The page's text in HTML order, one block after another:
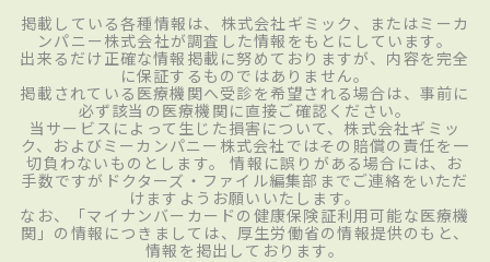
掲載している各種情報は、株式会社ギミック、またはミーカ
ンパニー株式会社が調査した情報をもとにしています。
出来るだけ正確な情報掲載に努めておりますが、内容を完全
に保証するものではありません。
掲載されている医療機関へ受診を希望される場合は、事前に
必ず該当の医療機関に直接ご確認ください。
当サービスによって生じた損害について、株式会社ギミッ
ク、およびミーカンパニー株式会社ではその賠償の責任を一
切負わないものとします。 情報に誤りがある場合には、お
手数ですがドクターズ・ファイル編集部までご連絡をいただ
けますようお願いいたします。
なお、「マイナンバーカードの健康保険証利用可能な医療機
関」の情報につきましては、厚生労働省の情報提供のもと、
情報を掲出しております。